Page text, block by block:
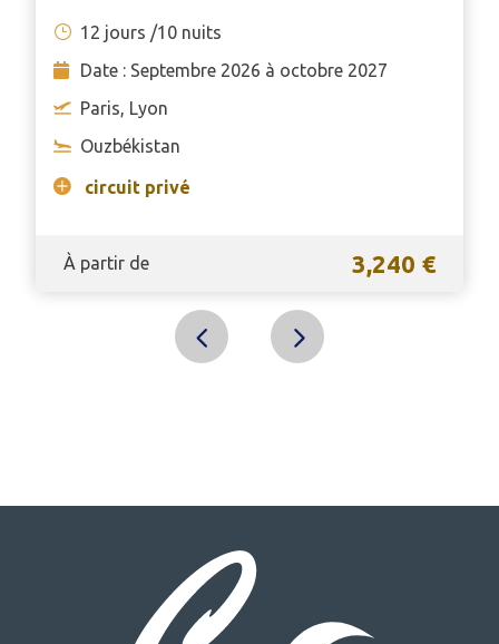
12 jours /10 nuits
Date : Septembre 2026 à octobre 2027
Paris, Lyon
Ouzbékistan
circuit privé
À partir de 3,240 €